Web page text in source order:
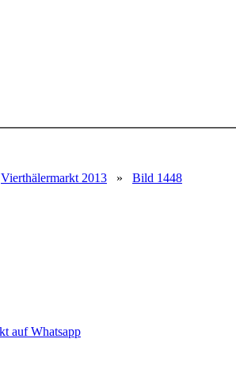
Vierthälermarkt 2013 » Bild 1448